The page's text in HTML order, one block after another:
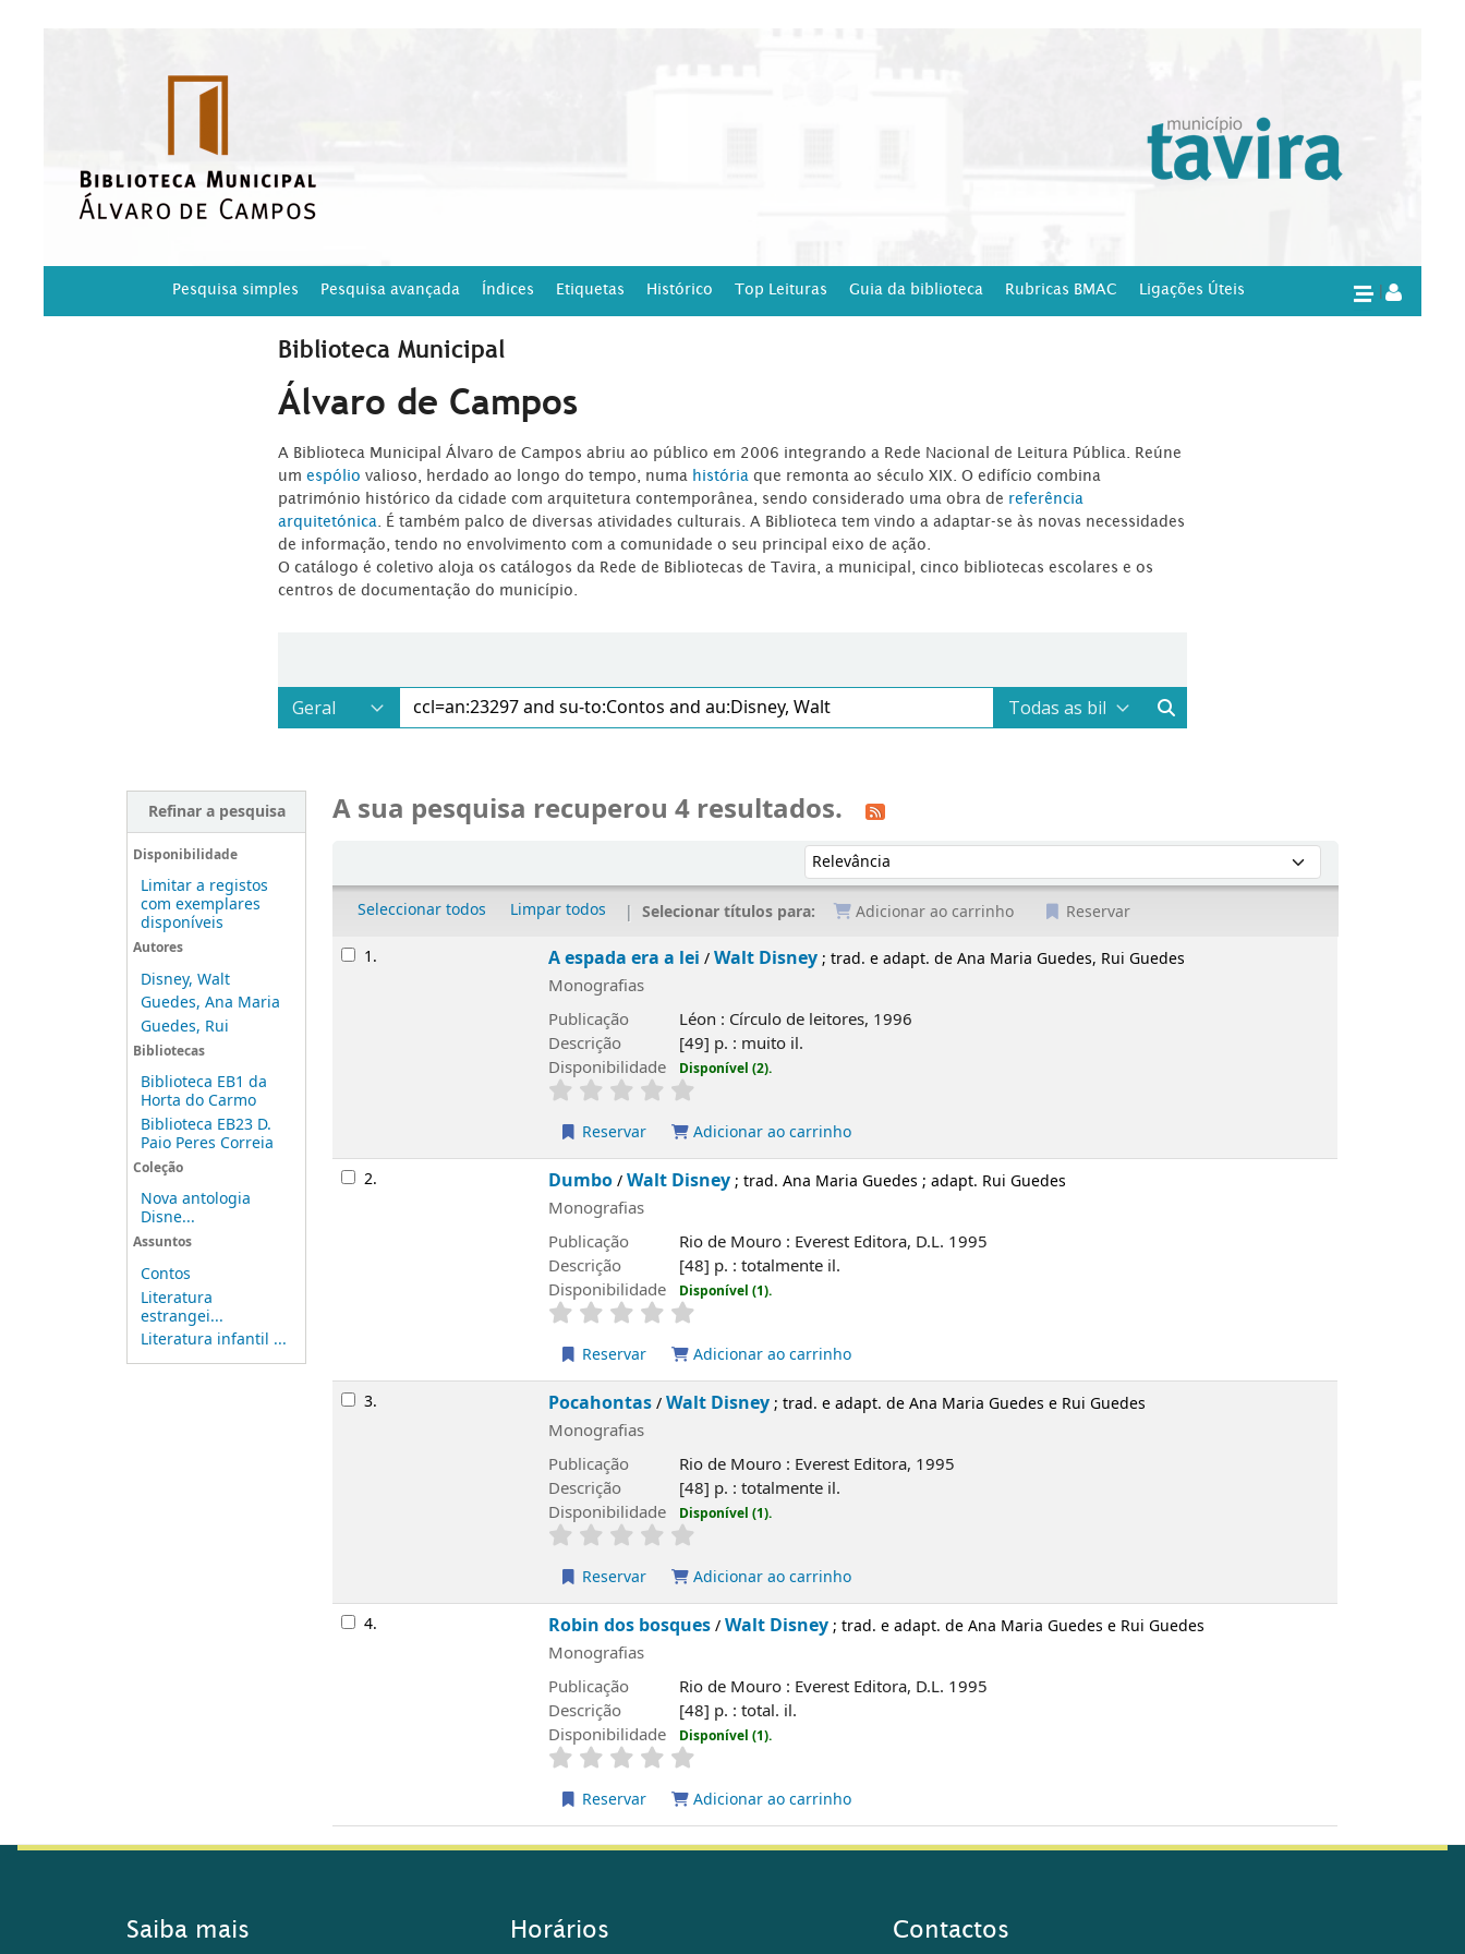
Pesquisa simples Pesquisa avançada Índices Etiquetas Histórico Top Leituras Guia da biblioteca Rubricas BMAC Ligações Úteis
Biblioteca Municipal
Álvaro de Campos
A Biblioteca Municipal Álvaro de Campos abriu ao público em 2006 integrando a Rede Nacional de Leitura Pública. Reúne
um espólio valioso, herdado ao longo do tempo, numa história que remonta ao século XIX. O edifício combina
património histórico da cidade com arquitetura contemporânea, sendo considerado uma obra de referência
arquitetónica . É também palco de diversas atividades culturais. A Biblioteca tem vindo a adaptar-se às novas necessidades
de informação, tendo no envolvimento com a comunidade o seu principal eixo de ação.
O catálogo é coletivo aloja os catálogos da Rede de Bibliotecas de Tavira, a municipal, cinco bibliotecas escolares e os
centros de documentação do município.
Refinar a pesquisa
Disponibilidade
Limitar a registos
com exemplares
disponíveis
Autores
Disney, Walt
Guedes, Ana Maria
Guedes, Rui
Bibliotecas
Biblioteca EB1 da
Horta do Carmo
Biblioteca EB23 D.
Paio Peres Correia
Coleção
Nova antologia
Disne...
Assuntos
Contos
Literatura
estrangei...
Literatura infantil ...
A sua pesquisa recuperou 4 resultados.
Ordenar por:
Seleccionar todos Limpar todos Selecionar títulos para: Adicionar ao carrinho Reservar
Resultados
1. A espada era a lei /Walt Disney; trad. e adapt. de Ana Maria Guedes, Rui Guedes
Monografias
Publicação
Léon : Círculo de leitores, 1996
Descrição
[49] p. : muito il.
Disponibilidade
Disponível (2).
Reservar Adicionar ao carrinho
2. Dumbo/Walt Disney; trad. Ana Maria Guedes ; adapt. Rui Guedes
Monografias
Publicação
Rio de Mouro : Everest Editora, D.L. 1995
Descrição
[48] p. : totalmente il.
Disponibilidade
Disponível (1).
Reservar Adicionar ao carrinho
3. Pocahontas/Walt Disney; trad. e adapt. de Ana Maria Guedes e Rui Guedes
Monografias
Publicação
Rio de Mouro : Everest Editora, 1995
Descrição
[48] p. : totalmente il.
Disponibilidade
Disponível (1).
Reservar Adicionar ao carrinho
4. Robin dos bosques/Walt Disney; trad. e adapt. de Ana Maria Guedes e Rui Guedes
Monografias
Publicação
Rio de Mouro : Everest Editora, D.L. 1995
Descrição
[48] p. : total. il.
Disponibilidade
Disponível (1).
Reservar Adicionar ao carrinho
Saiba mais Horários Contactos